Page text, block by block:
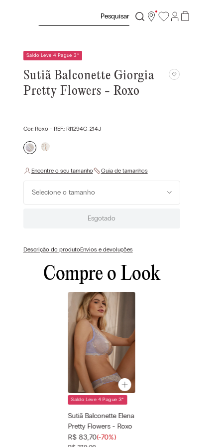
Saldo Leve 4 Pague 3*
Sutiã Balconette Giorgia
Pretty Flowers - Roxo
Cor: Roxo- REF.: RI1294G_214J
Selecione o tamanho
Esgotado
Descrição do produtoEnvios e devoluções
Compre o Look
Cor selecionada
Roxo - 214j -
Sweet
Lavender/Ivor
Tamanho
Saldo Leve 4 Pague 3*
Sutiã Balconette Elena
Pretty Flowers - Roxo
R$ 83,70(-70%)